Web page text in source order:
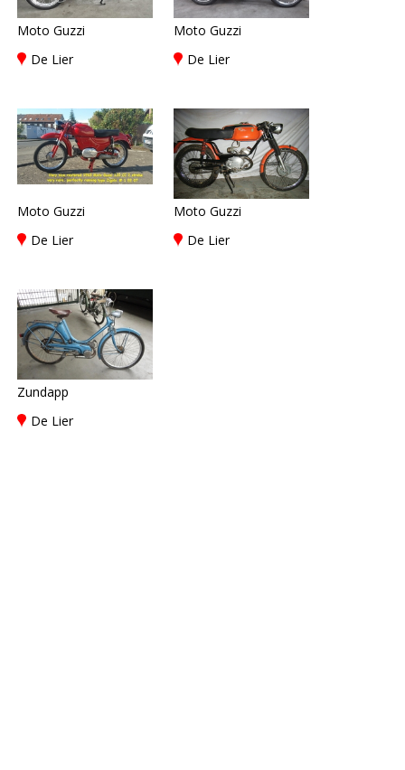
Moto Guzzi
De Lier
Moto Guzzi
De Lier
Moto Guzzi
De Lier
Moto Guzzi
De Lier
Zundapp
De Lier